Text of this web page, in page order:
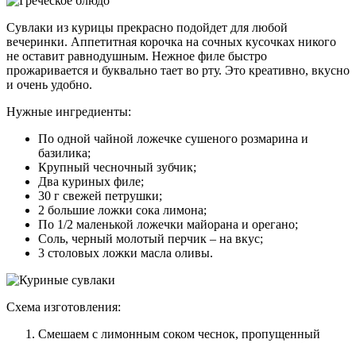
Сувлаки из курицы прекрасно подойдет для любой
вечеринки. Аппетитная корочка на сочных кусочках никого
не оставит равнодушным. Нежное филе быстро
прожаривается и буквально тает во рту. Это креативно, вкусно
и очень удобно.
Нужные ингредиенты:
По одной чайной ложечке сушеного розмарина и
базилика;
Крупный чесночный зубчик;
Два куриных филе;
30 г свежей петрушки;
2 большие ложки сока лимона;
По 1/2 маленькой ложечки майорана и орегано;
Соль, черный молотый перчик – на вкус;
3 столовых ложки масла оливы.
Схема изготовления:
Смешаем с лимонным соком чеснок, пропущенный